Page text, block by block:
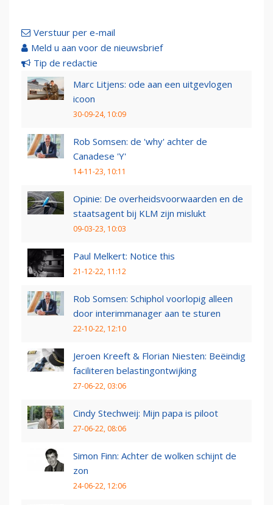
Verstuur per e-mail
Meld u aan voor de nieuwsbrief
Tip de redactie
Marc Litjens: ode aan een uitgevlogen
icoon
30-09-24, 10:09
Rob Somsen: de 'why' achter de
Canadese 'Y'
14-11-23, 10:11
Opinie: De overheidsvoorwaarden en de
staatsagent bij KLM zijn mislukt
09-03-23, 10:03
Paul Melkert: Notice this
21-12-22, 11:12
Rob Somsen: Schiphol voorlopig alleen
door interimmanager aan te sturen
22-10-22, 12:10
Jeroen Kreeft & Florian Niesten: Beëindig
faciliteren belastingontwijking
27-06-22, 03:06
Cindy Stechweij: Mijn papa is piloot
27-06-22, 08:06
Simon Finn: Achter de wolken schijnt de
zon
24-06-22, 12:06